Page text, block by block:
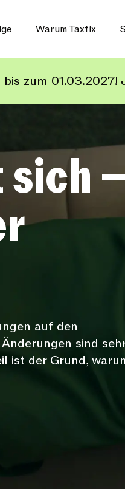
Warum Taxfix
zum
–
auf den
sind
ist der Grund,